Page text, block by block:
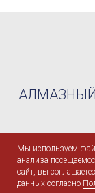
АЛМАЗНЫЙ
ООО
ИП "ШЕРШНЕВ
Поиск Instagram
Мы используем
анализа
сайт, вы
данных согласно